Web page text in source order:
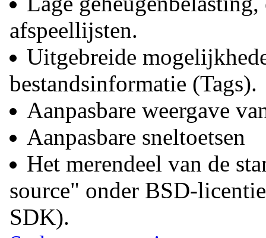
afspeellijsten.
Uitgebreide
bestandsinformatie (Tags).
Aanpasbare weergave
Aanpasbare sneltoetsen
Het merendeel van de
source" onder BSD-
SDK).